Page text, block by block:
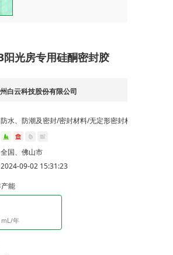
阳光房专用硅酮密封胶
白云科技股份有限公司
防水、防潮及密封/密封材料/无定形密封材料/硅酮建筑密封胶
全国、佛山市
2024-09-02 15:31:23
能
mL/年